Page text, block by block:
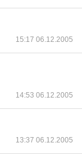
15:17 06.12.2005
14:53 06.12.2005
13:37 06.12.2005